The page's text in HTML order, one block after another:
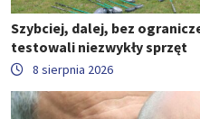
Szybciej, dalej, bez
testowali niezwykły sprzęt
8 sierpnia 2026